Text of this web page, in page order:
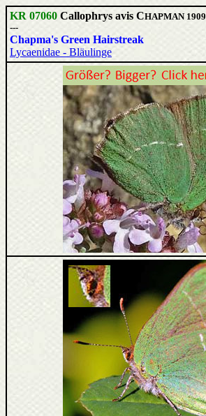
KR 07060 Callophrys avis CHAPMAN 1909
---
Chapma's Green Hairstreak
Lycaenidae - Bläulinge